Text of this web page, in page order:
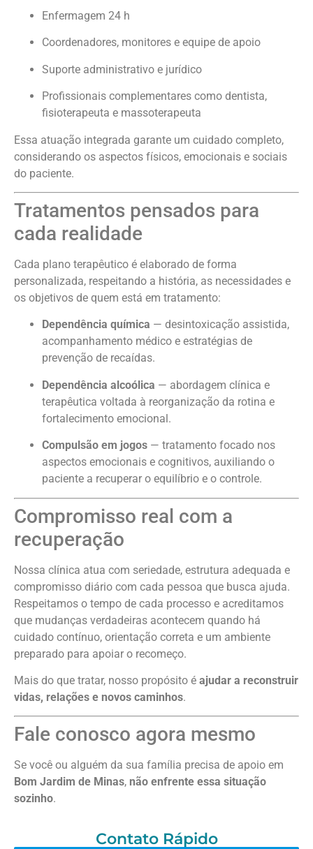
Enfermagem 24 h
Coordenadores, monitores e equipe de apoio
Suporte administrativo e jurídico
Profissionais complementares como dentista,
fisioterapeuta e massoterapeuta
Essa atuação integrada garante um cuidado completo,
considerando os aspectos físicos, emocionais e sociais
do paciente.
Tratamentos pensados para
cada realidade
Cada plano terapêutico é elaborado de forma
personalizada, respeitando a história, as necessidades e
os objetivos de quem está em tratamento:
Dependência química — desintoxicação assistida,
acompanhamento médico e estratégias de
prevenção de recaídas.
Dependência alcoólica — abordagem clínica e
terapêutica voltada à reorganização da rotina e
fortalecimento emocional.
Compulsão em jogos — tratamento focado nos
aspectos emocionais e cognitivos, auxiliando o
paciente a recuperar o equilíbrio e o controle.
Compromisso real com a
recuperação
Nossa clínica atua com seriedade, estrutura adequada e
compromisso diário com cada pessoa que busca ajuda.
Respeitamos o tempo de cada processo e acreditamos
que mudanças verdadeiras acontecem quando há
cuidado contínuo, orientação correta e um ambiente
preparado para apoiar o recomeço.
Mais do que tratar, nosso propósito é ajudar a reconstruir
vidas, relações e novos caminhos.
Fale conosco agora mesmo
Se você ou alguém da sua família precisa de apoio em
Bom Jardim de Minas, não enfrente essa situação
sozinho.
Contato Rápido